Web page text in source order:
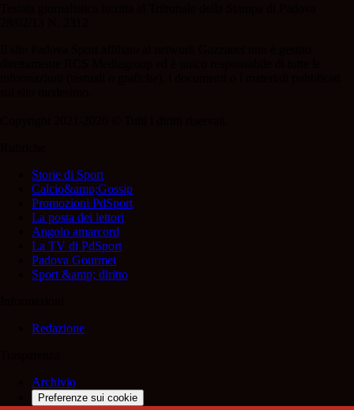
Storie di Sport
Calcio&amp;Gossip
Promozioni PdSport
La posta dei lettori
Angolo amarcord
La TV di PdSport
Padova Gourmet
Sport &amp; diritto
Redazione
Archivio
Preferenze sui cookie